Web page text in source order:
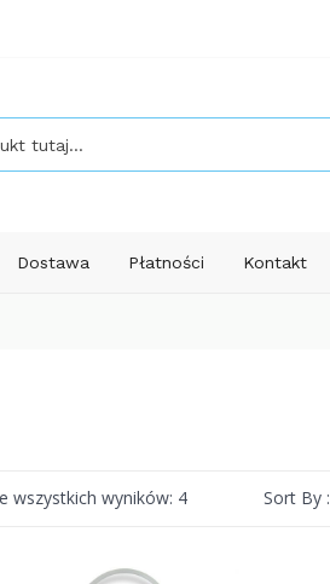
Dostawa Płatności Kontakt
wszystkich wyników: 4PosortowaneSort By :